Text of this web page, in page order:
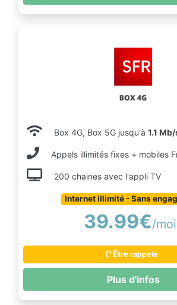
Box 4G, Box 5G jusqu'à 1.1
Appels illimités fixes + mobiles
200 chaines avec l'appli TV
Internet illimité - Sans
39.99€/
Être rappelé
Plus d'infos